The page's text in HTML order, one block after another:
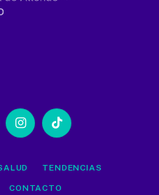
InstagramTikTok
TENDENCIAS
CONTACTO